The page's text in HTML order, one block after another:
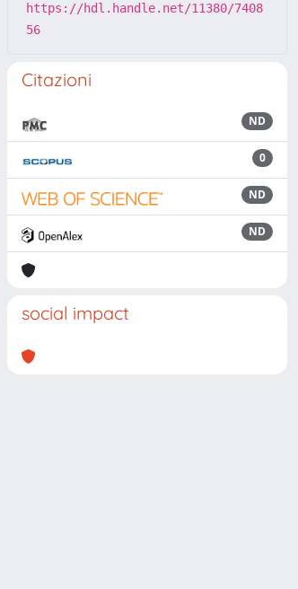
https://hdl.handle.net/11380/7408
56
Citazioni
ND
0
ND
ND
social impact